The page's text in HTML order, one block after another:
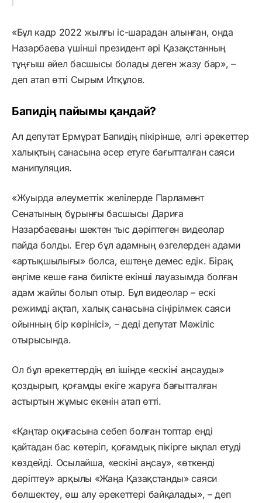
«Бұл кадр 2022 жылғы іс-шарадан алынған, онда
Назарбаева үшінші президент әрі Қазақстанның
тұңғыш әйел басшысы болады деген жазу бар», –
деп атап өтті Сырым Итқұлов.
Бапидің пайымы қандай?
Ал депутат Ермұрат Бапидің пікірінше, әлгі әрекеттер
халықтың санасына әсер етуге бағытталған саяси
манипуляция.
«Жуырда әлеуметтік желілерде Парламент
Сенатының бұрынғы басшысы Дариға
Назарбаеваны шектен тыс дәріптеген видеолар
пайда болды. Егер бұл адамның өзгелерден адами
«артықшылығы» болса, ештеңе демес едік. Бірақ
әңгіме кеше ғана билікте екінші лауазымда болған
адам жайлы болып отыр. Бұл видеолар – ескі
режимді ақтап, халық санасына сіңірілмек саяси
ойынның бір көрінісі», – деді депутат Мәжіліс
отырысында.
Ол бұл әрекеттердің ел ішінде «ескіні аңсауды»
қоздырып, қоғамды екіге жаруға бағытталған
астыртын жұмыс екенін атап өтті.
«Қаңтар оқиғасына себеп болған топтар енді
қайтадан бас көтеріп, қоғамдық пікірге ықпал етуді
көздейді. Осылайша, «ескіні аңсау», «өткенді
дәріптеу» арқылы «Жаңа Қазақстанды» саяси
бөлшектеу, өш алу әрекеттері байқалады», – деп